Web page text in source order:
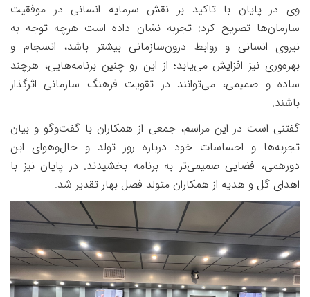
وی در پایان با تاکید بر نقش سرمایه انسانی در موفقیت
سازمان‌ها تصریح کرد: تجربه نشان داده است هرچه توجه به
نیروی انسانی و روابط درون‌سازمانی بیشتر باشد، انسجام و
بهره‌وری نیز افزایش می‌یابد؛ از این رو چنین برنامه‌هایی، هرچند
ساده و صمیمی، می‌توانند در تقویت فرهنگ سازمانی اثرگذار
باشند.
گفتنی است در این مراسم، جمعی از همکاران با گفت‌وگو و بیان
تجربه‌ها و احساسات خود درباره روز تولد و حال‌وهوای این
دورهمی، فضایی صمیمی‌تر به برنامه بخشیدند. در پایان نیز با
اهدای گل و هدیه از همکاران متولد فصل بهار تقدیر شد.